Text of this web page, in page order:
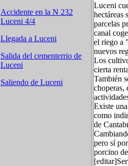
Accidente en la N 232
Luceni 4/4
Llegada a Luceni
Salida del cementerrio de
Luceni
Saliendo de Luceni
Luceni
hectáreas
parcelas
canal
el riego a
nuevos
Los
cierta
También
choperas,
Existe
como
de
pero sí
porcino